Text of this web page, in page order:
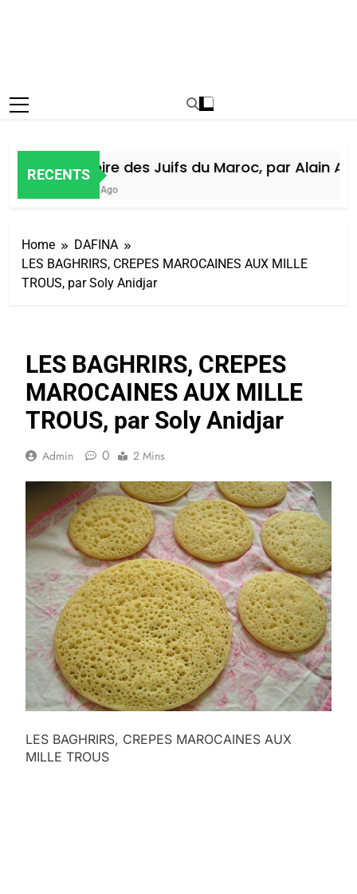
RECENTS
Histoire des Juifs du Maroc, par Alain
6 Jours Ago
Home
DAFINA
LES BAGHRIRS, CREPES MAROCAINES AUX MILLE
TROUS, par Soly Anidjar
LES BAGHRIRS, CREPES
MAROCAINES AUX MILLE
TROUS, par Soly Anidjar
Admin 0 2 Mins
LES BAGHRIRS, CREPES MAROCAINES AUX
MILLE TROUS